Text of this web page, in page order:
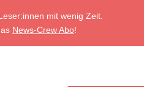
mit wenig Zeit.
News-Crew Abo!